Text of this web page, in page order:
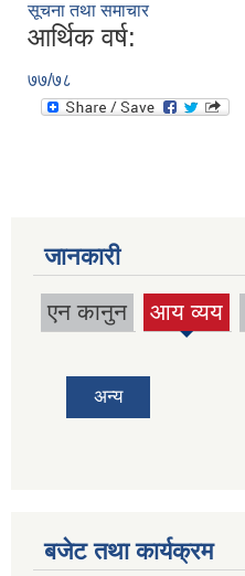
सूचना तथा समाचार
आर्थिक वर्ष:
७७/७८
जानकारी
एन कानुन आय व्यय
(active
अन्य
बजेट तथा कार्यक्रम